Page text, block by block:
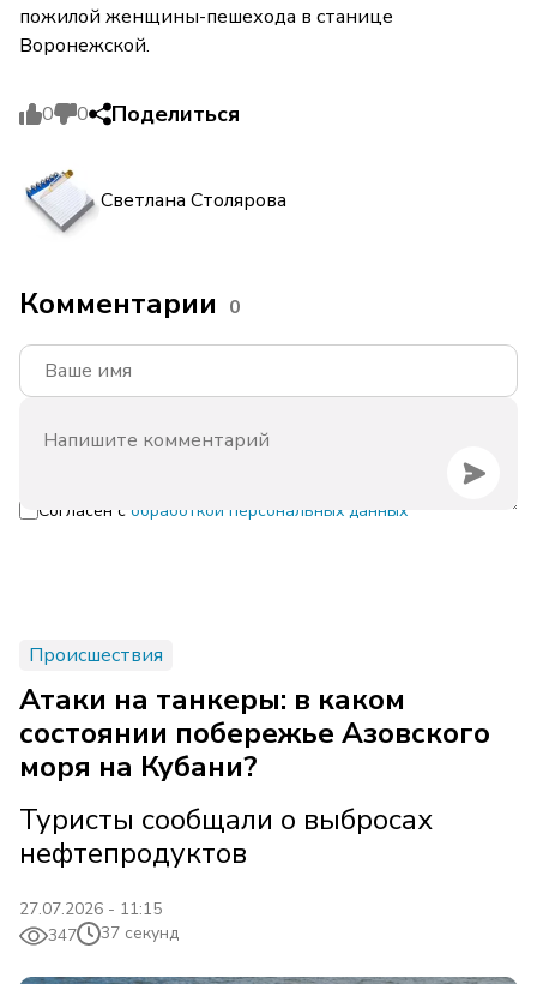
пожилой женщины-пешехода в станице
Воронежской.
0 0 Поделиться
Светлана Столярова
Комментарии 0
Согласен с обработкой персональных данных
Происшествия
Атаки на танкеры: в каком
состоянии побережье Азовского
моря на Кубани?
Туристы сообщали о выбросах
нефтепродуктов
27.07.2026 - 11:15
347
37 секунд